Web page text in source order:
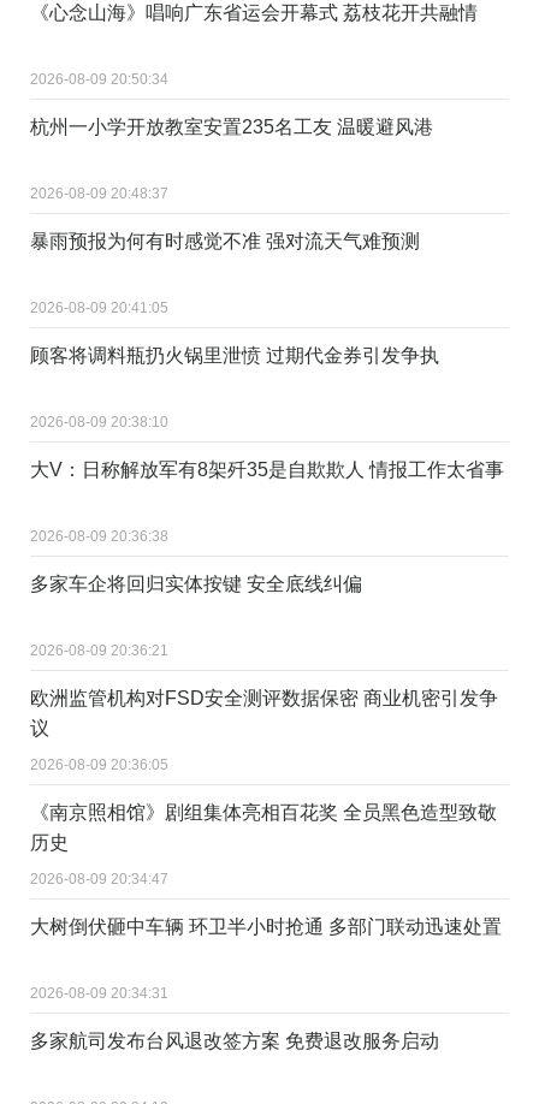
《心念山海》唱响广东省运会开幕式 荔枝花开共融情
2026-08-09 20:50:34
杭州一小学开放教室安置235名工友 温暖避风港
2026-08-09 20:48:37
暴雨预报为何有时感觉不准 强对流天气难预测
2026-08-09 20:41:05
顾客将调料瓶扔火锅里泄愤 过期代金券引发争执
2026-08-09 20:38:10
大V：日称解放军有8架歼35是自欺欺人 情报工作太省事
2026-08-09 20:36:38
多家车企将回归实体按键 安全底线纠偏
2026-08-09 20:36:21
欧洲监管机构对FSD安全测评数据保密 商业机密引发争
议
2026-08-09 20:36:05
《南京照相馆》剧组集体亮相百花奖 全员黑色造型致敬
历史
2026-08-09 20:34:47
大树倒伏砸中车辆 环卫半小时抢通 多部门联动迅速处置
2026-08-09 20:34:31
多家航司发布台风退改签方案 免费退改服务启动